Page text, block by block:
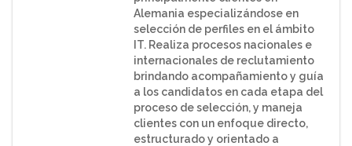
Alemania especializándose en
selección de perfiles en el ámbito
IT. Realiza procesos nacionales e
internacionales de reclutamiento
brindando acompañamiento y guía
a los candidatos en cada etapa del
proceso de selección, y maneja
clientes con un enfoque directo,
estructurado y orientado a